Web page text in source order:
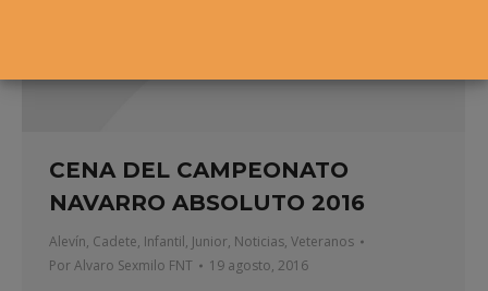
CENA DEL CAMPEONATO
NAVARRO ABSOLUTO 2016
Alevín, Cadete, Infantil, Junior, Noticias, Veteranos
PorAlvaro Sexmilo FNT 19 agosto, 2016